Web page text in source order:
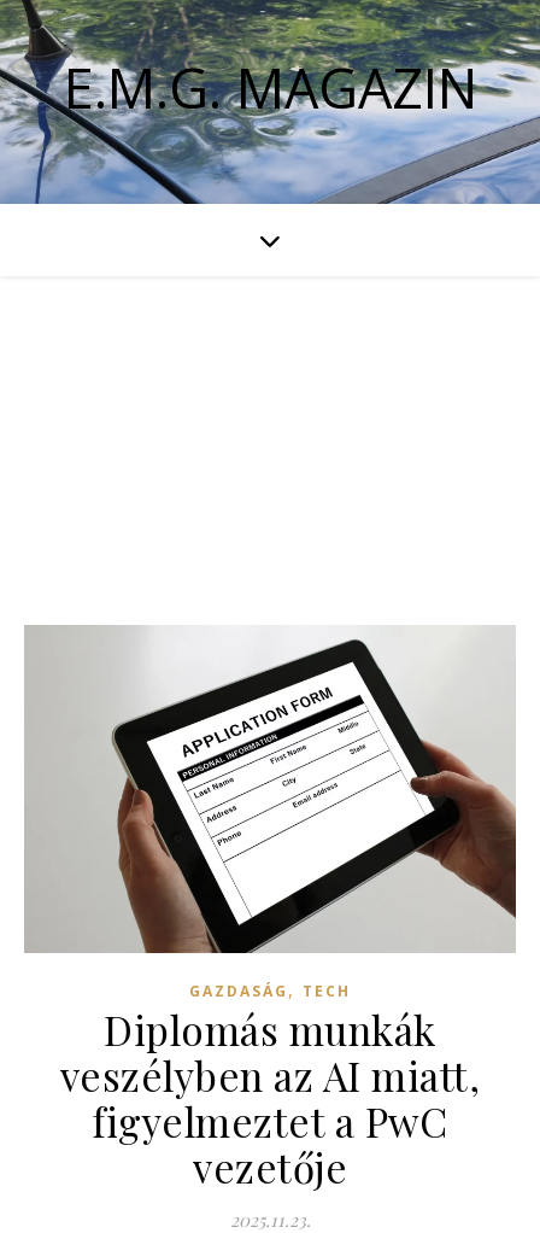
E.M.G. MAGAZIN
GAZDASÁG , TECH
Diplomás munkák
veszélyben az AI miatt,
figyelmeztet a PwC
vezetője
2025.11.23.